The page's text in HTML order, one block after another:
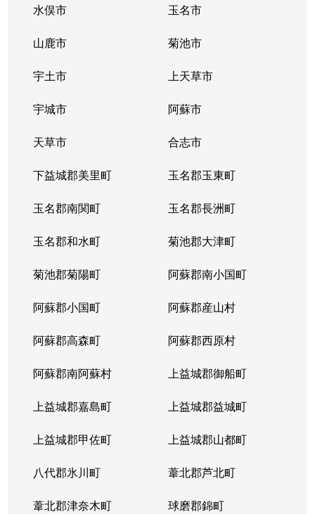
水俣市 玉名市
山鹿市 菊池市
宇土市 上天草市
宇城市 阿蘇市
天草市 合志市
下益城郡美里町 玉名郡玉東町
玉名郡南関町 玉名郡長洲町
玉名郡和水町 菊池郡大津町
菊池郡菊陽町 阿蘇郡南小国町
阿蘇郡小国町 阿蘇郡産山村
阿蘇郡高森町 阿蘇郡西原村
阿蘇郡南阿蘇村 上益城郡御船町
上益城郡嘉島町 上益城郡益城町
上益城郡甲佐町 上益城郡山都町
八代郡氷川町 葦北郡芦北町
葦北郡津奈木町 球磨郡錦町